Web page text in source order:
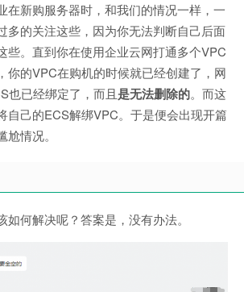
在新购服务器时，和我们的情况一样，一
多的关注这些，因为你无法判断自己后面
些。直到你在使用企业云网打通多个VPC
你的VPC在购机的时候就已经创建了，网
也已经绑定了，而且是无法删除的。而这
自己的ECS解绑VPC。于是便会出现开篇
情况。
如何解决呢？答案是，没有办法。